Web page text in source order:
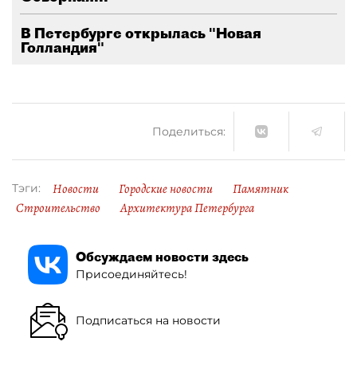
В Петербурге открылась "Новая
Голландия"
Поделиться:
Тэги: Новости Городские новости
Памятник
Строительство
Архитектура Петербурга
Обсуждаем новости здесь
Присоединяйтесь!
Подписаться на новости